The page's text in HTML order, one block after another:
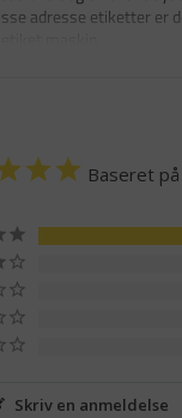
adresse etiketter er
Baseret
Skriv en anmeldelse